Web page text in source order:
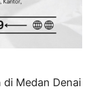
di Medan Denai